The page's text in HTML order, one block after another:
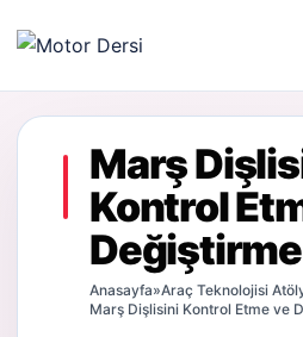
Motor Dersi
Marş
Kontrol
Değiştirme
Anasayfa»Araç Teknolojisi
Marş Dişlisini Kontrol Etme ve